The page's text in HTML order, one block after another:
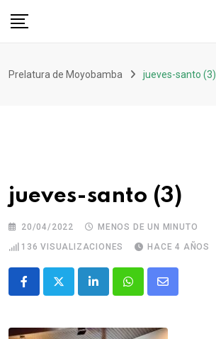
Prelatura de Moyobamba jueves-santo (3)
jueves-santo (3)
20/04/2022
MENOS DE UN MINUTO
136 VISUALIZACIONES HACE 4 AÑOS